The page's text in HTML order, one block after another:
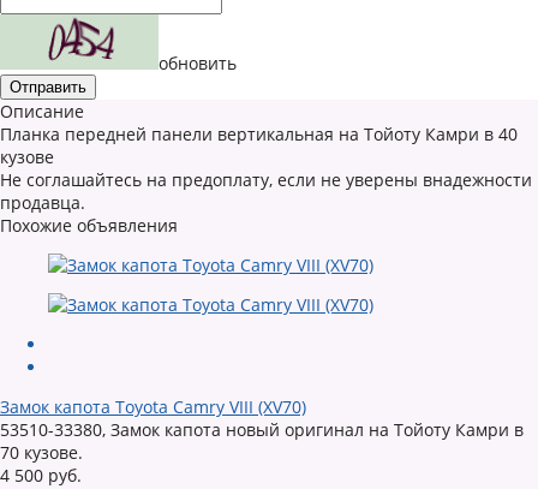
обновить
Описание
Планка передней панели вертикальная на Тойоту Камри в 40
кузове
Не соглашайтесь на предоплату, если не уверены внадежности
продавца.
Похожие объявления
Замок капота Toyota Camry VIII (XV70)
53510-33380, Замок капота новый оригинал на Тойоту Камри в
70 кузове.
4 500 руб.